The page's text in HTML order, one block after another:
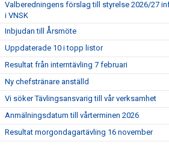
Valberedningens förslag till styrelse 2026/27
i VNSK
Inbjudan till Årsmöte
Uppdaterade 10 i topp listor
Resultat från interntävling 7 februari
Ny chefstränare anställd
Vi söker Tävlingsansvarig till vår verksamhet
Anmälningsdatum till vårterminen 2026
Resultat morgondagartävling 16 november